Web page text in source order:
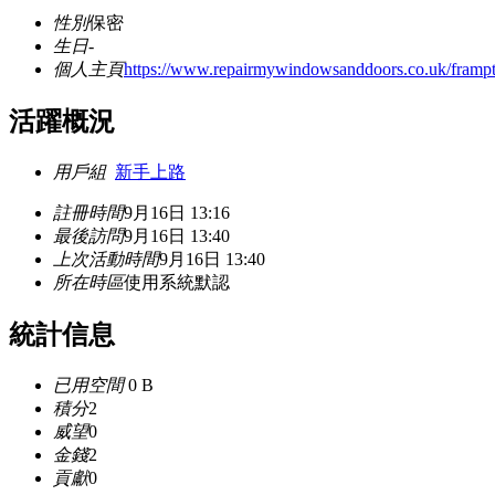
性別保密
生日-
個人主頁https://www.repairmywindowsanddoors.co.uk/
活躍概況
用戶組 新手上路
註冊時間9月16日 13:16
最後訪問9月16日 13:40
上次活動時間9月16日 13:40
所在時區使用系統默認
統計信息
已用空間0 B
積分2
威望0
金錢2
貢獻0